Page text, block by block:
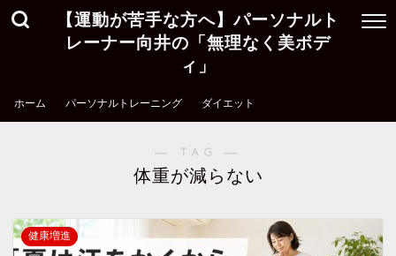
【運動が苦手な方へ】パーソナルト
レーナー向井の「無理なく美ボデ
ィ」
ホーム パーソナルトレーニング ダイエット
― TAG ―
体重が減らない
健康増進